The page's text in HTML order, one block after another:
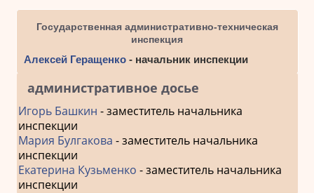
Государственная административно-техническая
инспекция
Алексей Геращенко- начальник инспекции
административное досье
Игорь Башкин - заместитель начальника
инспекции
Мария Булгакова - заместитель начальника
инспекции
Екатерина Кузьменко - заместитель начальника
инспекции